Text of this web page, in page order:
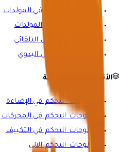
لوحات التحكم في المولدات
لوحات مزامنة المولدات
مفاتيح التحويل التلقائي
مفاتيح التحويل اليدوي
الأنظمة المتخصصة
لوحات التحكم في الإضاءة
لوحات التحكم في المحركات
لوحات التحكم في التكييف
لوحات التحكم الآلي